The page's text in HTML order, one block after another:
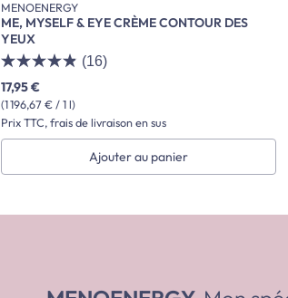
MENOENERGY
ME, MYSELF & EYE CRÈME CONTOUR DES
YEUX
(16)
(1 196,67 € / 1 l)
17,95 €
Prix TTC, frais de livraison en sus
Ajouter au panier